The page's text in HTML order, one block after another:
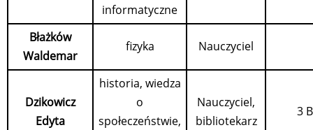
informatyczne
Błażków
Waldemar
fizyka Nauczyciel
Dzikowicz
Edyta
historia, wiedza
o
społeczeństwie,
Nauczyciel,
bibliotekarz
3